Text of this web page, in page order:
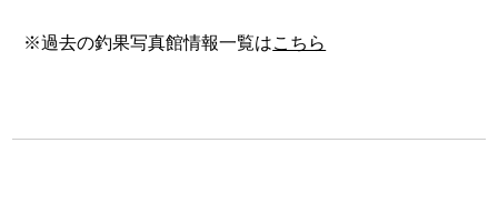
※過去の釣果写真館情報一覧はこちら